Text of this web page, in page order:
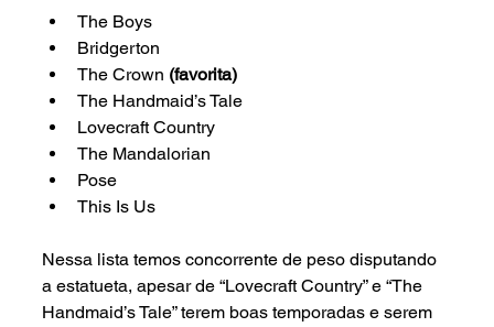
The Boys
Bridgerton
The Crown (favorita)
The Handmaid’s Tale
Lovecraft Country
The Mandalorian
Pose
This Is Us
Nessa lista temos concorrente de peso disputando
a estatueta, apesar de “Lovecraft Country” e “The
Handmaid’s Tale” terem boas temporadas e serem